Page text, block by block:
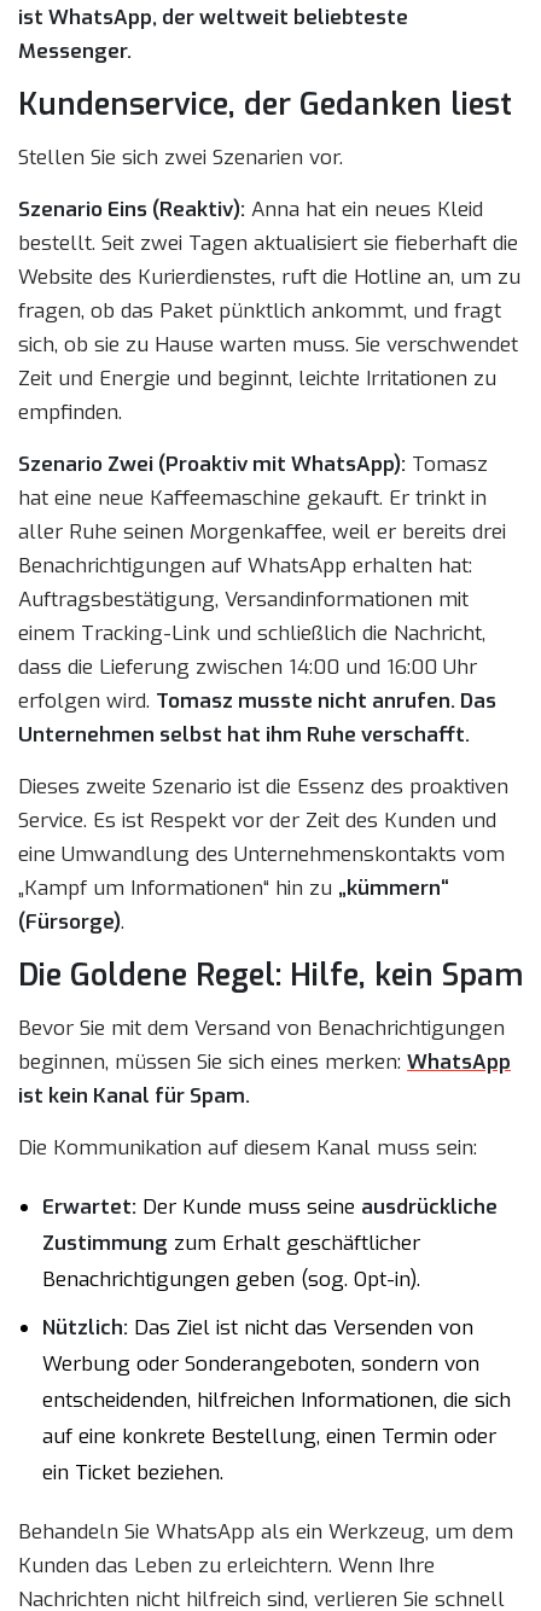
ist WhatsApp, der weltweit beliebteste
Messenger.
Kundenservice, der Gedanken liest
Stellen Sie sich zwei Szenarien vor.
Szenario Eins (Reaktiv): Anna hat ein neues Kleid
bestellt. Seit zwei Tagen aktualisiert sie fieberhaft die
Website des Kurierdienstes, ruft die Hotline an, um zu
fragen, ob das Paket pünktlich ankommt, und fragt
sich, ob sie zu Hause warten muss. Sie verschwendet
Zeit und Energie und beginnt, leichte Irritationen zu
empfinden.
Szenario Zwei (Proaktiv mit WhatsApp): Tomasz
hat eine neue Kaffeemaschine gekauft. Er trinkt in
aller Ruhe seinen Morgenkaffee, weil er bereits drei
Benachrichtigungen auf WhatsApp erhalten hat:
Auftragsbestätigung, Versandinformationen mit
einem Tracking-Link und schließlich die Nachricht,
dass die Lieferung zwischen 14:00 und 16:00 Uhr
erfolgen wird. Tomasz musste nicht anrufen. Das
Unternehmen selbst hat ihm Ruhe verschafft.
Dieses zweite Szenario ist die Essenz des proaktiven
Service. Es ist Respekt vor der Zeit des Kunden und
eine Umwandlung des Unternehmenskontakts vom
„Kampf um Informationen“ hin zu „kümmern“
(Fürsorge).
Die Goldene Regel: Hilfe, kein Spam
Bevor Sie mit dem Versand von Benachrichtigungen
beginnen, müssen Sie sich eines merken: WhatsApp
ist kein Kanal für Spam.
Die Kommunikation auf diesem Kanal muss sein:
Erwartet: Der Kunde muss seine ausdrückliche
Zustimmung zum Erhalt geschäftlicher
Benachrichtigungen geben (sog. Opt-in).
Nützlich: Das Ziel ist nicht das Versenden von
Werbung oder Sonderangeboten, sondern von
entscheidenden, hilfreichen Informationen, die sich
auf eine konkrete Bestellung, einen Termin oder
ein Ticket beziehen.
Behandeln Sie WhatsApp als ein Werkzeug, um dem
Kunden das Leben zu erleichtern. Wenn Ihre
Nachrichten nicht hilfreich sind, verlieren Sie schnell